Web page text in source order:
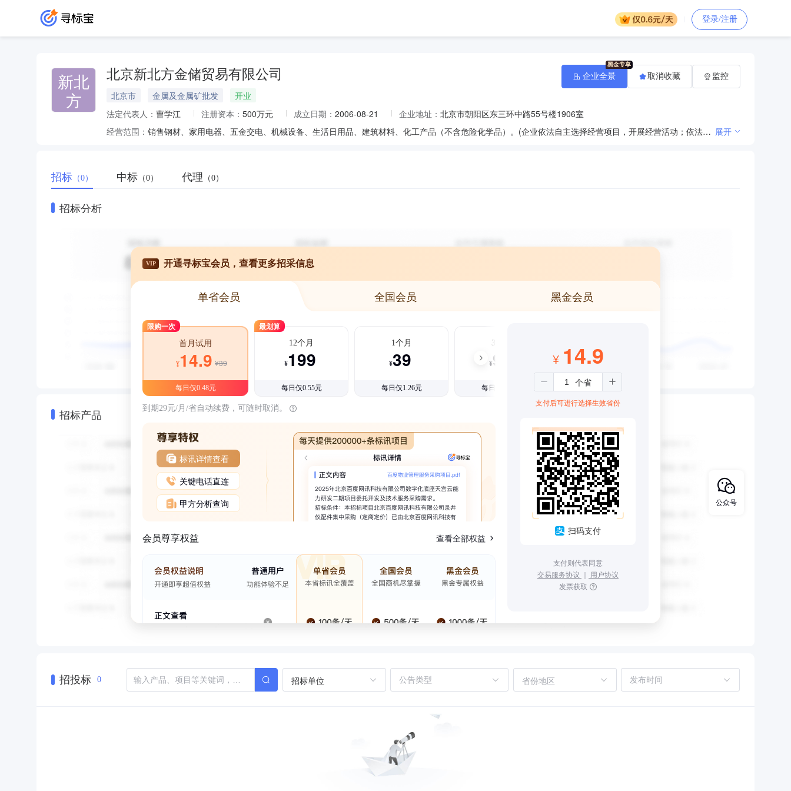
登录/注册
新北
方
北京新北方金储贸易有限公司
北京市 金属及金属矿批发
开业
法定代表人： 曹学江 注册资本： 500万元 成立日期： 2006-08-21 企业地址： 北京市朝阳区东三环中路55号楼1906室
经营范围：
销售钢材、家用电器、五金交电、机械设备、生活日用品、建筑材料、化工产品（不含危险化学品）。(企业依法自主选择经营项目，开展经营活动；依法须经批准的项目，经相关部门批准后依批准的内容开展经营活动；不得从事本市产业政策禁止和限制类项目的经营活动。) 展开
企业全景 取消收藏 监控
招标 （0） 中标 （0） 代理 （0）
招标分析
招标产品
VIP 开通寻标宝会员，查看更多招采信息
单省会员 全国会员 黑金会员
限购一次
首月试用
¥14.9 ¥39
每日仅0.48元
最划算
12个月
¥199
每日仅0.55元
1个月
¥39
每日仅1.26元
3个月
¥99
每日仅1.08元
到期29元/月/省自动续费，可随时取消。
标讯详情查看
关键电话直连
甲方分析查询
会员尊享权益 查看全部权益
¥ 14.9
支付后可进行选择生效省份
扫码支付
支付则代表同意
交易服务协议 ｜ 用户协议
发票获取
招投标 0 招标单位 省份地区
公众号